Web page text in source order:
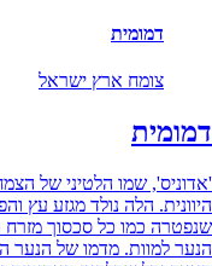
דמומית
צומח ארץ ישראל
דמומית
'אדוניס', שמו הלטיני של
היוונית. הלה נולד מגזע עץ
שנפטרה כמו כל סכסוך מזרח
הנער למוות. מדמו של הנער